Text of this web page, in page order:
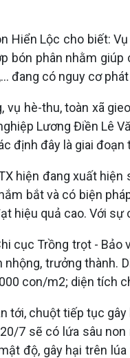
Hiển Lộc cho biết:
bón phân nhằm
đang có nguy cơ
vụ hè-thu, toàn xã
Lương Điền Lê
định đây là giai
hiện đang xuất
bắt và có biện
hiệu quả cao. Với
cục Trồng trọt -
nhộng, trưởng thành.
con/m2; diện tích
tới, chuột tiếp tục
7 sẽ có lứa sâu
độ, gây hại trên